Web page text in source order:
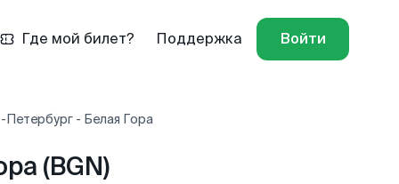
Где мой билет? Поддержка Войти
Петербург - Белая Гора
(BGN)